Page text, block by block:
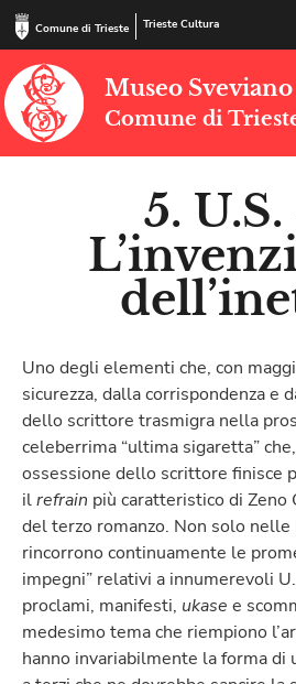
Comune di Trieste Trieste Cultura
Museo Sveviano
Comune di
5.
Uno degli elementi che, con
sicurezza, dalla corrispondenza e
dello scrittore trasmigra nella
celeberrima “ultima sigaretta”
ossessione dello scrittore finisce
ilrefrain più caratteristico di Zeno
del terzo romanzo. Non solo
rincorrono continuamente le
impegni” relativi a innumerevoli
proclami, manifesti, ukase e
medesimo tema che riempiono
hanno invariabilmente la forma di